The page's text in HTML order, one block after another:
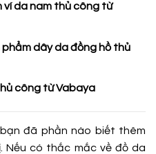
ví da nam thủ công từ
dây da đồng hồ thủ
công từ Vabaya
đã phần nào biết thêm
Nếu có thắc mắc về đồ da